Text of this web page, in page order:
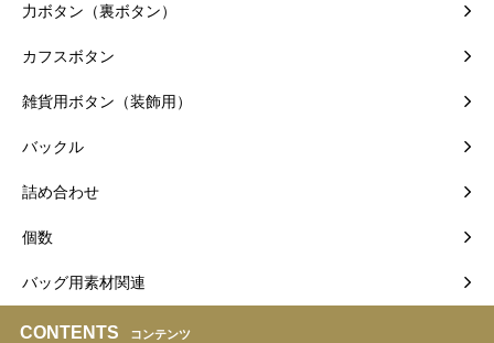
力ボタン（裏ボタン）
カフスボタン
雑貨用ボタン（装飾用）
バックル
詰め合わせ
個数
バッグ用素材関連
CONTENTS コンテンツ